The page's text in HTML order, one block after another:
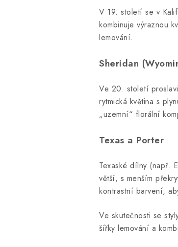
V 19. století se v
kombinuje výraznou
lemování.
Sheridan
Ve 20. století
rytmická květina s
„uzemní“ florální
Texas a Porter
Texaské dílny (např.
větší, s menším
kontrastní barvení,
Ve skutečnosti se
šířky lemování a